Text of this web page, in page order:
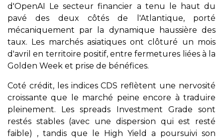
d'OpenAI Le secteur financier a tenu le haut du
pavé des deux côtés de l'Atlantique, porté
mécaniquement par la dynamique haussière des
taux. Les marchés asiatiques ont clôturé un mois
d'avril en territoire positif, entre fermetures liées à la
Golden Week et prise de bénéfices.
Coté crédit, les indices CDS reflètent une nervosité
croissante que le marché peine encore à traduire
pleinement. Les spreads Investment Grade sont
restés stables (avec une dispersion qui est resté
faible) , tandis que le High Yield a poursuivi son